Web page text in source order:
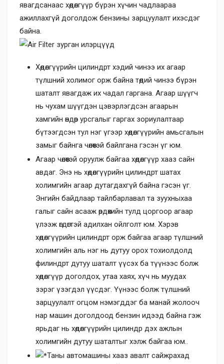
явагдсанаас хөдөлгүүр бүрэн хүчин чадлаараа
ажиллахгүй доголдож бензины зарцуулалт ихэсдэг
байна.
Хөдөлгүүрийн цилиндрт хэдий чинээ их агаар
түлшний холимог орж байна төдий чинээ бүрэн
шаталт явагдаж их чадал гаргана. Агаар шүүгч
нь чухам шүүгдэн цэвэрлэгдсэн агаарын
хамгийн өндөр урсгалыг гаргах зориулалтаар
бүтээгдсэн тул нэг үгээр хөдөлгүүрийн амьсгалын
замыг байнга чөлөөтэй байлгана гэсэн үг юм.
Агаар чөлөөтэй оруулж байгаа хөдөлгүүр хааз сайн
авдаг. Энэ нь хөдөлгүүрийн цилиндрт шатах
холимгийн агаар дутагдахгүй байна гэсэн үг.
Энгийн байдлаар тайлбарлавал та зуухныхаа
галыг сайн асааж өрдөхийн тулд цоргоор агаар
үлээж өгдөгтэй адилхан ойлголт юм. Хэрэв
хөдөлгүүрийн цилиндрт орж байгаа агаар түлшний
холимгийн аль нэг нь дутуу орох тохиолдолд
филиндрт дутуу шаталт үүсэх ба түүнээс болж
хөдөлгүүр доголдох, утаа хаях, хүч нь муудах
зэрэг үзэгдэл үүсдэг. Үүнээс болж түлшний
зарцуулалт огцом нэмэгддэг ба манай жолооч
нар машин доголдоод бензин идээд байна гэж
ярьдаг нь хөдөлгүүрийн цилиндр дэх ажлын
холимгийн дутуу шаталтыг хэлж байгаа юм..
Таны автомашины хааз авалт сайжрахад